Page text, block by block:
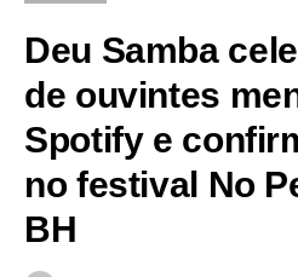
Deu Samba
de ouvintes
Spotify e
no festival No
BH